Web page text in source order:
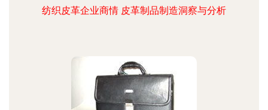
纺织皮革企业商情 皮革制品制造洞察与分析